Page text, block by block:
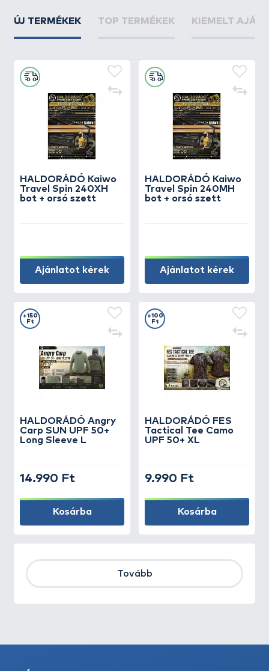
ÚJ TERMÉKEK TOP TERMÉKEK KIEMELT
HALDORÁDÓ Kaiwo
Travel Spin 240XH
bot + orsó szett
Ajánlatot kérek
HALDORÁDÓ Kaiwo
Travel Spin 240MH
bot + orsó szett
Ajánlatot kérek
HALDORÁDÓ Angry
Carp SUN UPF 50+
Long Sleeve L
+150
Ft
14.990 Ft
Kosárba
HALDORÁDÓ FES
Tactical Tee Camo
UPF 50+ XL
+100
Ft
9.990 Ft
Kosárba
Tovább